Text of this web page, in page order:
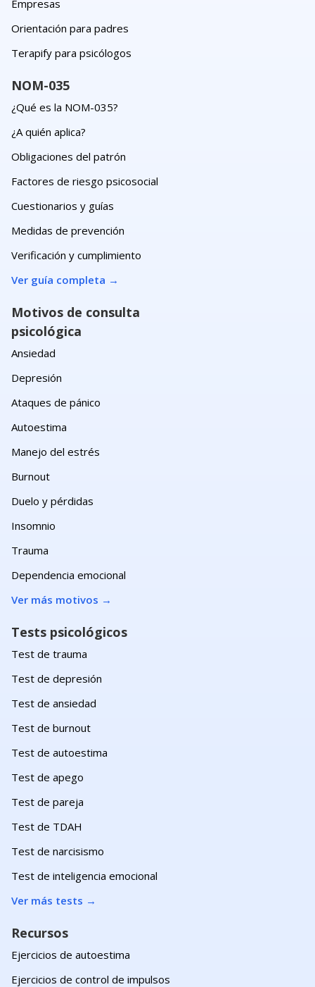
Empresas
Orientación para padres
Terapify para psicólogos
NOM-035
¿Qué es la NOM-035?
¿A quién aplica?
Obligaciones del patrón
Factores de riesgo psicosocial
Cuestionarios y guías
Medidas de prevención
Verificación y cumplimiento
Ver guía completa →
Motivos de consulta
psicológica
Ansiedad
Depresión
Ataques de pánico
Autoestima
Manejo del estrés
Burnout
Duelo y pérdidas
Insomnio
Trauma
Dependencia emocional
Ver más motivos →
Tests psicológicos
Test de trauma
Test de depresión
Test de ansiedad
Test de burnout
Test de autoestima
Test de apego
Test de pareja
Test de TDAH
Test de narcisismo
Test de inteligencia emocional
Ver más tests →
Recursos
Ejercicios de autoestima
Ejercicios de control de impulsos